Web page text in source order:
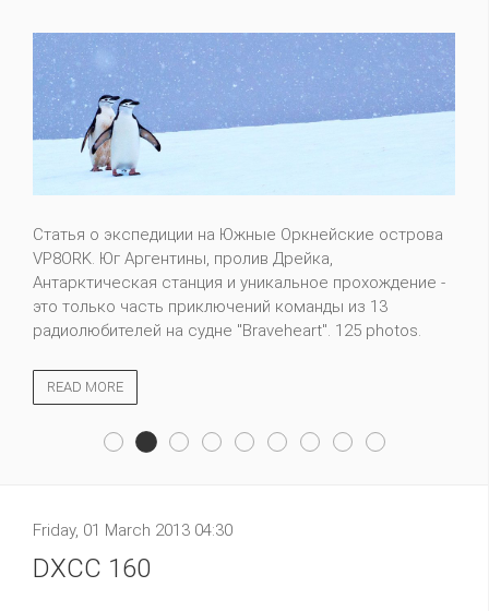
Статья о экспедиции на Южные Оркнейские острова
VP8ORK. Юг Аргентины, пролив Дрейка,
Антарктическая станция и уникальное прохождение -
это только часть приключений команды из 13
радиолюбителей на судне "Braveheart". 125 photos.
READ MORE
Friday, 01 March 2013 04:30
DXCC 160